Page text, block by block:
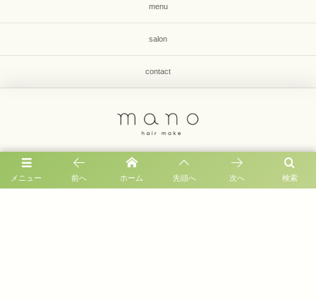
メニュー 検索
前へ ホーム 先頭へ 次へ
menu
salon
contact
福岡市早良区有田1-33-8 第2毛利コーポ1F
092-836-8649